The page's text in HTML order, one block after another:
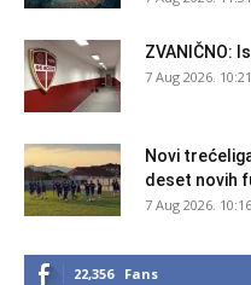
ZVANIČNO:
7 Aug 2026. 10:21
Novi
deset novih
7 Aug 2026. 10:16
22,356 Fans